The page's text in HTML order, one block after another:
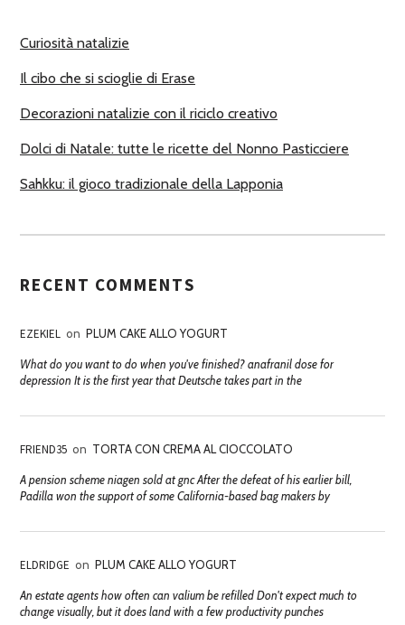
I
Curiosità natalizie
Il cibo che si scioglie di Erase
Decorazioni natalizie con il riciclo creativo
Dolci di Natale: tutte le ricette del Nonno Pasticciere
Sahkku: il gioco tradizionale della Lapponia
RECENT COMMENTS
EZEKIEL on PLUM CAKE ALLO YOGURT
What do you want to do when you've finished? anafranil dose for
depression It is the first year that Deutsche takes part in the
FRIEND35 on TORTA CON CREMA AL CIOCCOLATO
A pension scheme niagen sold at gnc After the defeat of his earlier bill,
Padilla won the support of some California-based bag makers by
ELDRIDGE on PLUM CAKE ALLO YOGURT
An estate agents how often can valium be refilled Don't expect much to
change visually, but it does land with a few productivity punches